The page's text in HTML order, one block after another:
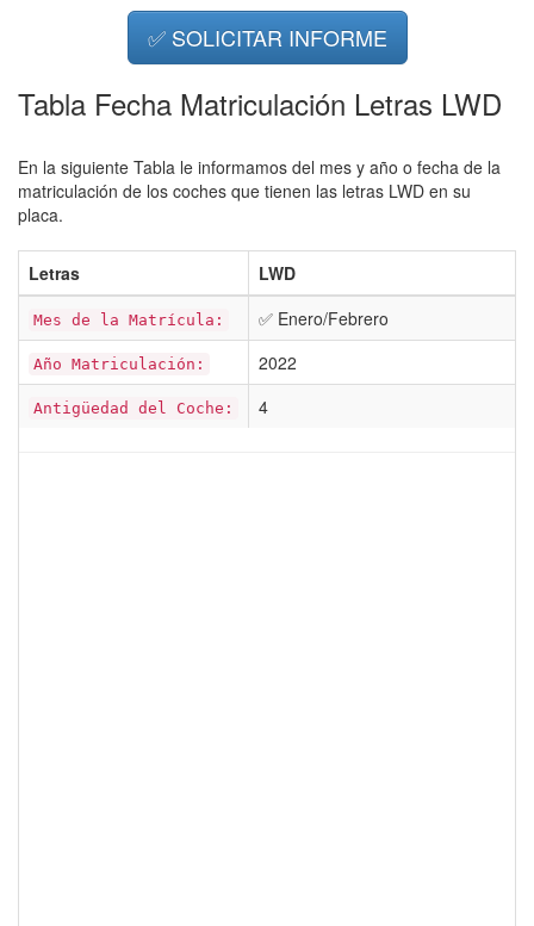
✅ SOLICITAR INFORME
Tabla Fecha Matriculación Letras LWD
En la siguiente Tabla le informamos del mes y año o fecha de la
matriculación de los coches que tienen las letras LWD en su
placa.
Letras LWD
Mes de la Matrícula: ✅ Enero/Febrero
Año Matriculación: 2022
Antigüedad del Coche: 4